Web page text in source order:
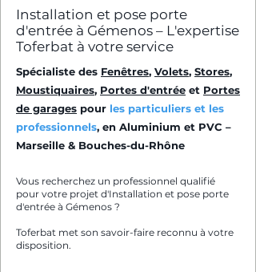
Installation et pose porte
d'entrée à Gémenos – L'expertise
Toferbat à votre service
Spécialiste des Fenêtres, Volets, Stores,
Moustiquaires, Portes d'entrée et Portes
de garages pour les particuliers et les
professionnels, en Aluminium et PVC –
Marseille & Bouches-du-Rhône
Vous recherchez un professionnel qualifié
pour votre projet d'Installation et pose porte
d'entrée à Gémenos ?
Toferbat met son savoir-faire reconnu à votre
disposition.